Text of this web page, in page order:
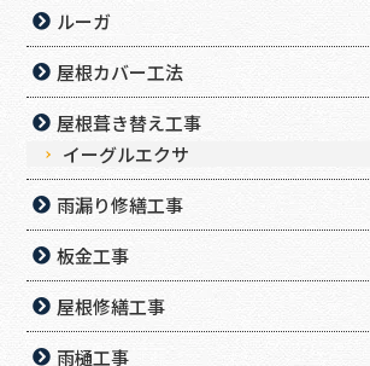
ルーガ
屋根カバー工法
屋根葺き替え工事
イーグルエクサ
雨漏り修繕工事
板金工事
屋根修繕工事
雨樋工事